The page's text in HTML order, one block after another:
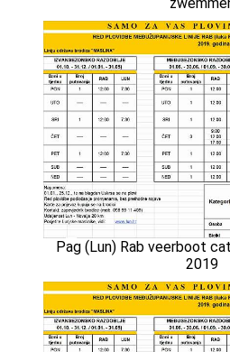
Pag (Lun) Rab veerboot
2019